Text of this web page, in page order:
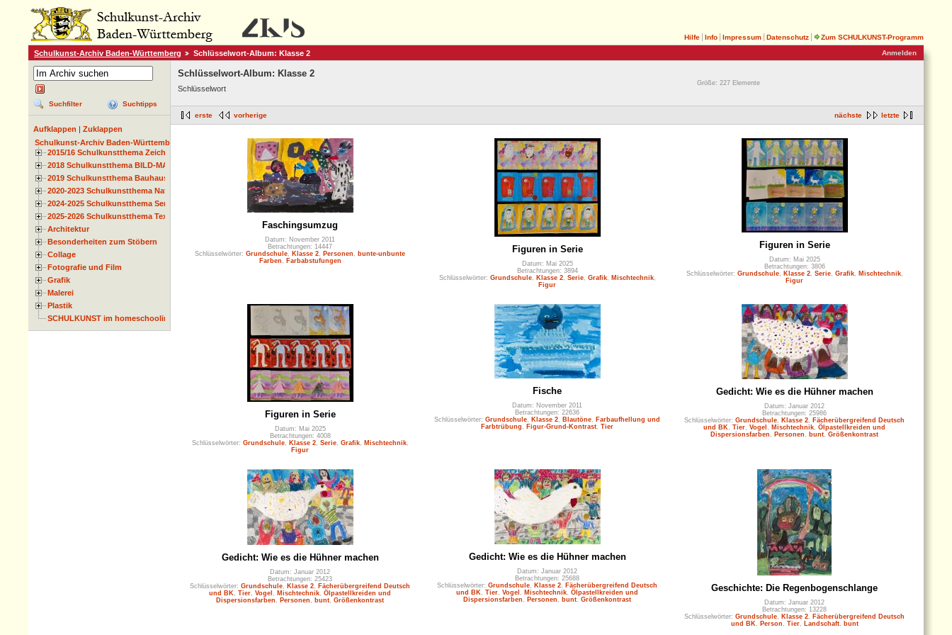
Hilfe Info Impressum Datenschutz
Zum SCHULKUNST-Programm
Anmelden
Schulkunst-Archiv Baden-Württemberg Schlüsselwort-Album: Klasse 2
Suchfilter Suchtipps
Aufklappen
Zuklappen
Schulkunst-Archiv Baden-Württemberg
2015/16 Schulkunstthema Zeichnen
2018 Schulkunstthema BILD-MATERIAL-OBJEKT
2019 Schulkunstthema Bauhaus
2020-2023 Schulkunstthema Natur und Zeit
2024-2025 Schulkunstthema Serie
2025-2026 Schulkunstthema Textil
Architektur
Besonderheiten zum Stöbern
Collage
Fotografie und Film
Grafik
Malerei
Plastik
SCHULKUNST im homeschooling
Schlüsselwort-Album: Klasse 2
Schlüsselwort
Größe: 227 Elemente
nächste letzte
erste vorherige
Faschingsumzug
Datum: November 2011
Betrachtungen: 14447
Schlüsselwörter: Grundschule Klasse 2 Personen
bunte-unbunte
Farben
Farbabstufungen
Figuren in Serie
Datum: Mai 2025
Betrachtungen: 3894
Schlüsselwörter: Grundschule, Klasse 2, Serie, Grafik, Mischtechnik,
Figur
Figuren in Serie
Datum: Mai 2025
Betrachtungen: 3806
Schlüsselwörter: Grundschule, Klasse 2, Serie, Grafik, Mischtechnik,
Figur
Figuren in Serie
Datum: Mai 2025
Betrachtungen: 4008
Schlüsselwörter: Grundschule, Klasse 2, Serie, Grafik, Mischtechnik,
Figur
Fische
Datum: November 2011
Betrachtungen: 22636
Schlüsselwörter: Grundschule Klasse 2 Blautöne
Farbaufhellung und
Farbtrübung
Figur-Grund-Kontrast Tier
Gedicht: Wie es die Hühner machen
Datum: Januar 2012
Betrachtungen: 25986
Schlüsselwörter: Grundschule Klasse 2
Fächerübergreifend Deutsch
und BK
Tier Vogel Mischtechnik Ölpastellkreiden und
Dispersionsfarben
Personen bunt Größenkontrast
Gedicht: Wie es die Hühner machen
Datum: Januar 2012
Betrachtungen: 25423
Schlüsselwörter: Grundschule Klasse 2
Fächerübergreifend Deutsch
und BK
Tier Vogel Mischtechnik Ölpastellkreiden und
Dispersionsfarben
Personen bunt Größenkontrast
Gedicht: Wie es die Hühner machen
Datum: Januar 2012
Betrachtungen: 25688
Schlüsselwörter: Grundschule Klasse 2
Fächerübergreifend Deutsch
und BK
Tier Vogel Mischtechnik Ölpastellkreiden und
Dispersionsfarben
Personen bunt Größenkontrast
Geschichte: Die Regenbogenschlange
Datum: Januar 2012
Betrachtungen: 13228
Schlüsselwörter: Grundschule Klasse 2
Fächerübergreifend Deutsch
und BK
Person Tier, Landschaft, bunt